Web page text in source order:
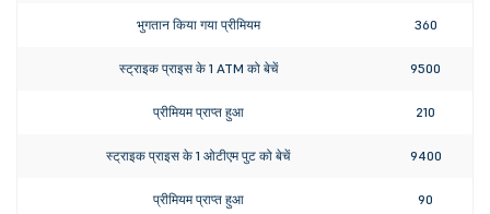
भुगतान किया गया प्रीमियम 360
स्ट्राइक प्राइस के 1 ATM को बेचें 9500
प्रीमियम प्राप्त हुआ 210
स्ट्राइक प्राइस के 1 ओटीएम पुट को बेचें 9400
प्रीमियम प्राप्त हुआ 90